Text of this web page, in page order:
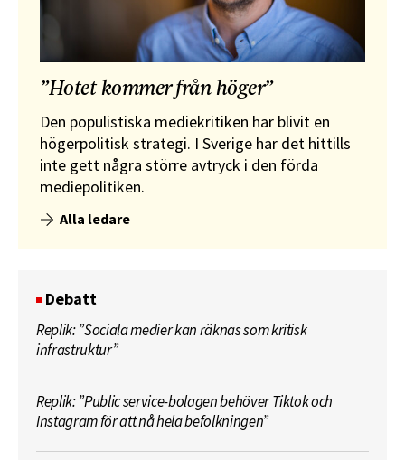
”Hotet kommer från höger”
Den populistiska mediekritiken har blivit en
högerpolitisk strategi. I Sverige har det hittills
inte gett några större avtryck i den förda
mediepolitiken.
Alla ledare
Debatt
Replik: ”Sociala medier kan räknas som kritisk
infrastruktur”
Replik: ”Public service-bolagen behöver Tiktok och
Instagram för att nå hela befolkningen”